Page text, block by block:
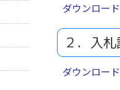
ダウンロー
２．入
ダウンロー